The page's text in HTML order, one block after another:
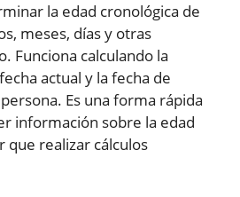
la edad cronológica de
meses, días y otras
Funciona calculando la
actual y la fecha de
Es una forma rápida
información sobre la edad
que realizar cálculos